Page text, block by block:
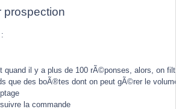
prospection
quand il y a plus de 100 rÃ©ponses, alors, on
que des boÃ®tes dont on peut gÃ©rer le
la commande